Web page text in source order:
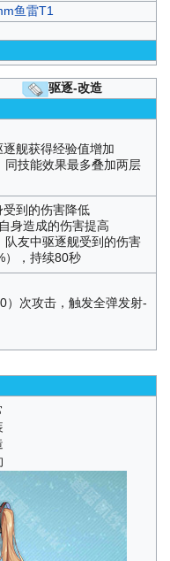
鱼雷T1
驱逐-改造
舰获得经验值增加
同技能效果最多叠加两层
到的伤害降低
身造成的伤害提高
队友中驱逐舰受到的伤害
），持续80秒
）次攻击，触发全弹发射-